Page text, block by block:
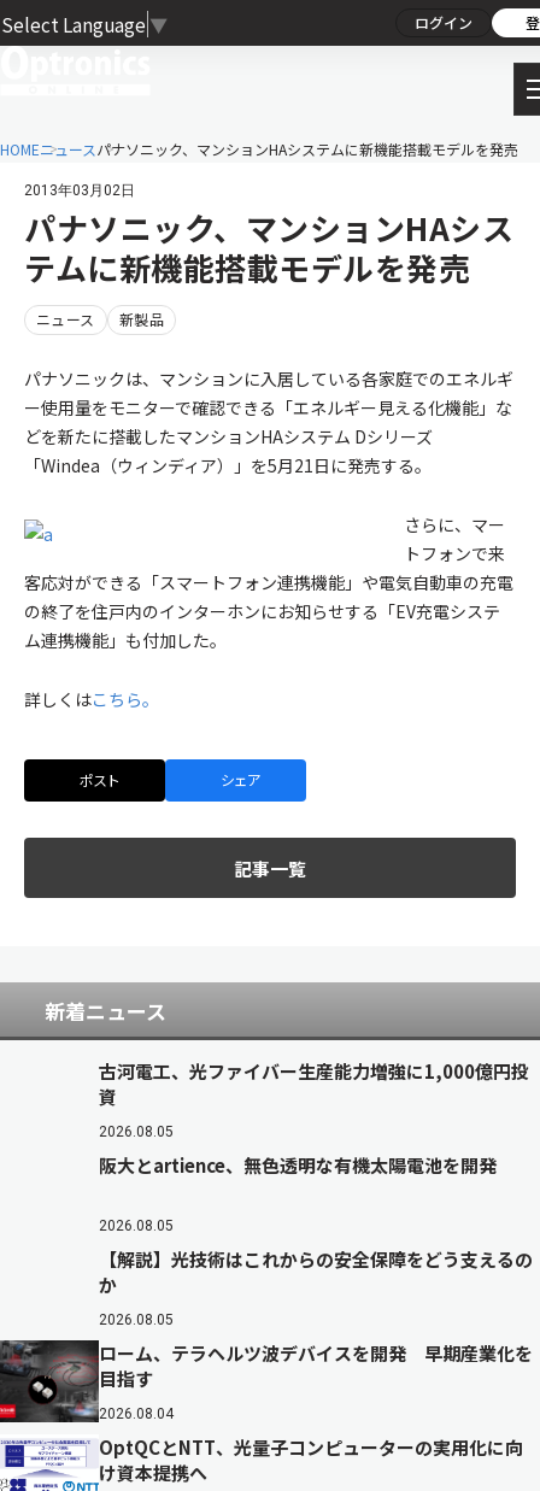
Select Language ▼ ログイン
HOMEニュースパナソニック、マンションHAシステムに新機能搭載モデルを発売
2013年03月02日
パナソニック、マンションHAシス
テムに新機能搭載モデルを発売
ニュース 新製品
パナソニックは、マンションに入居している各家庭でのエネルギ
ー使用量をモニターで確認できる「エネルギー見える化機能」な
どを新たに搭載したマンションHAシステム Dシリーズ
「Windea（ウィンディア）」を5月21日に発売する。
さらに、マー
トフォンで来
客応対ができる「スマートフォン連携機能」や電気自動車の充電
の終了を住戸内のインターホンにお知らせする「EV充電システ
ム連携機能」も付加した。
詳しくはこちら。
ポスト シェア
記事一覧
新着ニュース
古河電工、光ファイバー生産能力増強に1,000億円投
資
2026.08.05
阪大とartience、無色透明な有機太陽電池を開発
2026.08.05
【解説】光技術はこれからの安全保障をどう支えるの
か
2026.08.05
ローム、テラヘルツ波デバイスを開発 早期産業化を
目指す
2026.08.04
OptQCとNTT、光量子コンピューターの実用化に向
け資本提携へ